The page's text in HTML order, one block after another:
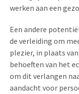
werken aan een
Een andere
de verleiding om
plezier, in plaats
behoeften van het
om dit verlangen
aandacht voor